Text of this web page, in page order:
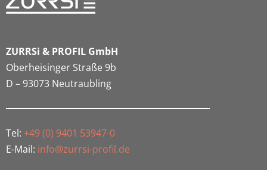
ZURRSi & PROFIL GmbH
Oberheisinger Straße 9b
D – 93073 Neutraubling
Tel: +49 (0) 9401 53947-0
E-Mail: info@zurrsi-profil.de